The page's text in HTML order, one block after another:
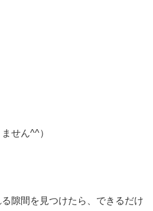
せん^^）
隙間を見つけたら、できるだけ